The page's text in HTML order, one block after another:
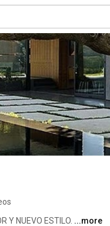
Y NUEVO ESTILO. ...more